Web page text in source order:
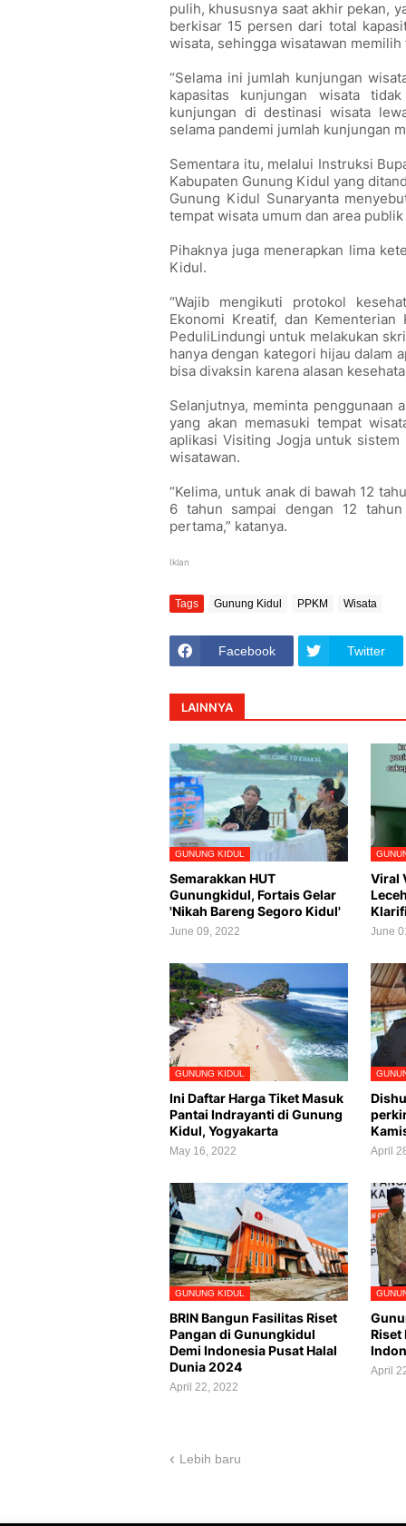
pulih, khususnya saat akhir pekan,
berkisar 15 persen dari total
wisata, sehingga wisatawan
“Selama ini jumlah kunjungan
kapasitas kunjungan wisata
kunjungan di destinasi wisata
selama pandemi jumlah kunjungan
Sementara itu, melalui Instruksi
Kabupaten Gunung Kidul yang
Gunung Kidul Sunaryanta
tempat wisata umum dan area
Pihaknya juga menerapkan lima
Kidul.
“Wajib mengikuti protokol
Ekonomi Kreatif, dan Kementerian
PeduliLindungi untuk melakukan
hanya dengan kategori hijau dalam
bisa divaksin karena alasan
Selanjutnya, meminta penggunaan
yang akan memasuki tempat
aplikasi Visiting Jogja untuk
wisatawan.
“Kelima, untuk anak di bawah 12
6 tahun sampai dengan 12
pertama,” katanya.
Iklan
Tags Gunung Kidul PPKM Wisata
Facebook Twitter
LAINNYA
GUNUNG KIDUL
Semarakkan HUT
Gunungkidul, Fortais Gelar
'Nikah Bareng Segoro Kidul'
June 09, 2022
Viral
June
GUNUNG KIDUL
Ini Daftar Harga Tiket Masuk
Pantai Indrayanti di Gunung
Kidul, Yogyakarta
May 16, 2022 April
GUNUNG KIDUL
BRIN Bangun Fasilitas Riset
Pangan di Gunungkidul
Demi Indonesia Pusat Halal
Dunia 2024
April 22, 2022
Riset
April
Lebih baru